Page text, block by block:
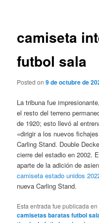
camiseta
futbol sala
Posted on9 de octubre de
La tribuna fue
el resto del terreno
de 1920; esto llevó al
«dirigir a los nuevos
Carling Stand. Double
cierre del estadio en 2002.
aparte de la adición de
camiseta estado unidos
nueva Carling Stand.
Esta entrada fue publicada en
camisetas baratas futbol